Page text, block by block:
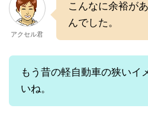
アクセル君
こんなに余裕が
んでした。
もう昔の軽自動車の狭いイ
いね。